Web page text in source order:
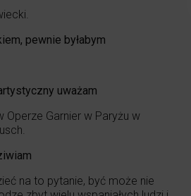
pewnie byłabym
uważam
Operze Garnier w Paryżu w
na to pytanie, być może nie